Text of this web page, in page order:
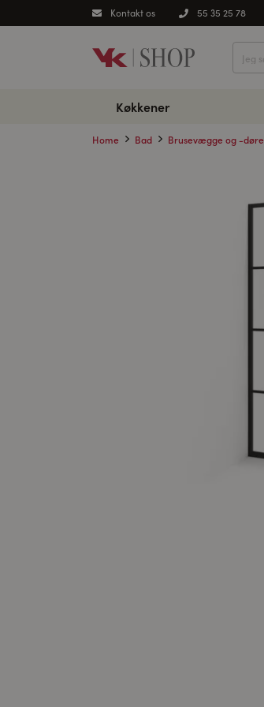
Kontakt os 55 35 25 78
Køkkener
Home Bad Brusevægge og -døre